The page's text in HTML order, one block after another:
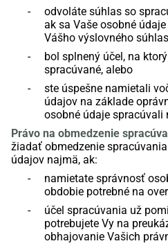
-
odvoláte súhlas so
ak sa Vaše osobné
Vášho výslovného
-
bol splnený účel, na ktorý
spracúvané, alebo
-
ste úspešne namietali
údajov na základe
osobné údaje spracúvali
Právo na obmedzenie
žiadať obmedzenie
údajov najmä, ak:
-
namietate správnosť
obdobie potrebné na
-
účel spracúvania už
potrebujete Vy na
obhajovanie Vašich